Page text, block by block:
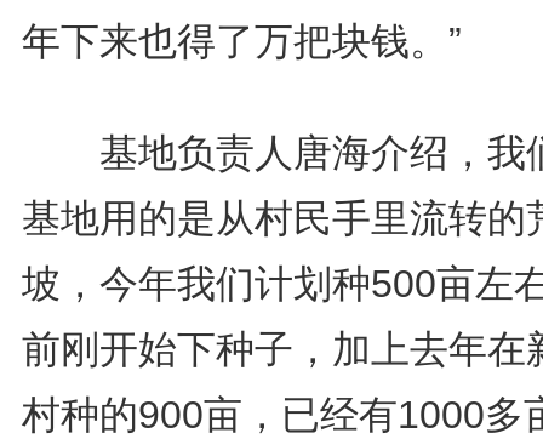
年下来也得了万把块钱。”
基地负责人唐海介绍，我
基地用的是从村民手里流转的
坡，今年我们计划种500亩左
前刚开始下种子，加上去年在
村种的900亩，已经有1000多